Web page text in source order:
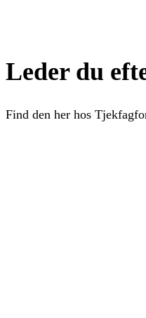
Leder du
Find den her hos